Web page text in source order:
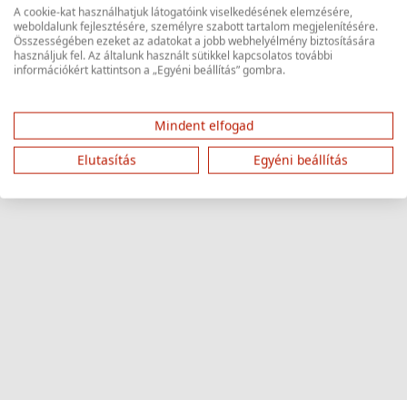
A cookie-kat használhatjuk látogatóink viselkedésének elemzésére,
weboldalunk fejlesztésére, személyre szabott tartalom megjelenítésére.
Összességében ezeket az adatokat a jobb webhelyélmény biztosítására
használjuk fel. Az általunk használt sütikkel kapcsolatos további
információkért kattintson a „Egyéni beállítás” gombra.
Mindent elfogad
Elutasítás
Egyéni beállítás